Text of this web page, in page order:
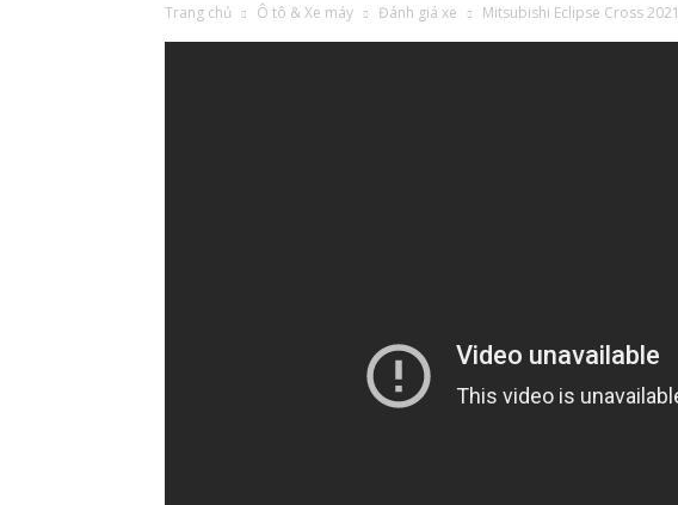
Trang chủ Ô tô & Xe máy Đánh giá xe Mitsubishi Eclipse Cross 2021